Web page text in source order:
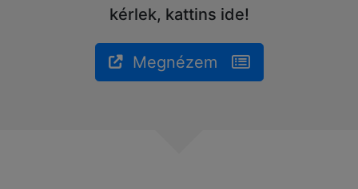
kérlek, kattins ide!
Megnézem